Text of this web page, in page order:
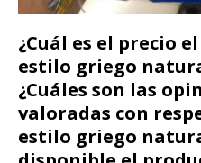
¿Cuál es el precio
estilo griego
¿Cuáles son las
valoradas con
estilo griego